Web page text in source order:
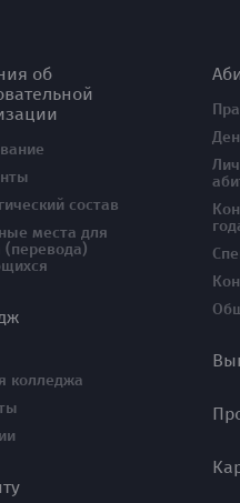
об
состав
места для
(перевода)
колледжа